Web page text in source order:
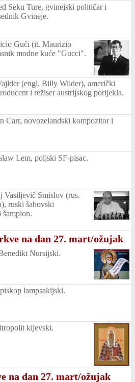
Seku Ture, gvinejski političar i
Gvineje.
Guči (it. Maurizio
modne kuće "Gucci".
(engl. Billy Wilder), američki
i režiser austrijskog porijekla.
Carr, novozelandski kompozitor i
Lem, poljski SF-pisac.
Vasiljevič Smislov (rus.
ruski šahovski
šampion.
na dan 27. mart/ožujak
Nursijski.
lampsakijski.
kijevski.
na dan 27. mart/ožujak